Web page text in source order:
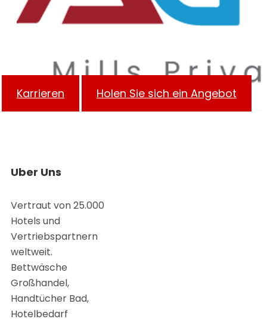
Karrieren Holen Sie sich ein Angebot
Uber Uns
Vertraut von 25.000
Hotels und
Vertriebspartnern
weltweit.
Bettwäsche
Großhandel,
Handtücher Bad,
Hotelbedarf